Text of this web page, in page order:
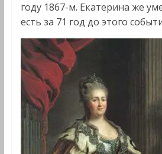
году 1867-м. Екатерина же
есть за 71 год до этого